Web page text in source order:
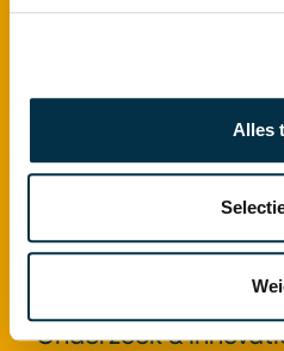
Alles
Expertisecentrum
Onderzoek &